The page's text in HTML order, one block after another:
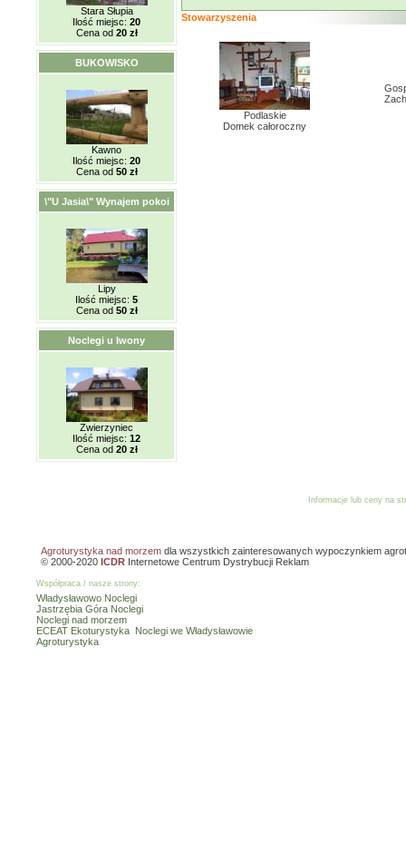
Stara Słupia
Ilość miejsc: 20
Cena od 20 zł
BUKOWISKO
Kawno
Ilość miejsc: 20
Cena od 50 zł
\"U Jasia\" Wynajem pokoi
Lipy
Ilość miejsc: 5
Cena od 50 zł
Noclegi u Iwony
Zwierzyniec
Ilość miejsc: 12
Cena od 20 zł
Stowarzyszenia
Podlaskie
Domek całoroczny
Informacje lub ceny na
Agroturystyka nad morzem dla wszystkich zainteresowanych wypoczynkiem
© 2000-2020 ICDR Internetowe Centrum Dystrybucji Reklam
Współpraca / nasze strony:
Władysławowo Noclegi
Jastrzębia Góra Noclegi
Noclegi nad morzem
ECEAT Ekoturystyka Noclegi we Władysławowie
Agroturystyka